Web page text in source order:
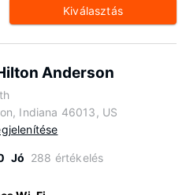
Kiválasztás
Anderson
Indiana 46013, US
Jó 288 értékelés